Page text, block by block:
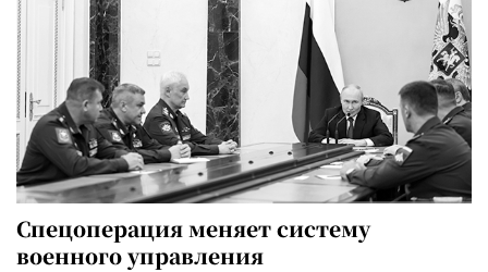
Спецоперация меняет систему
военного управления